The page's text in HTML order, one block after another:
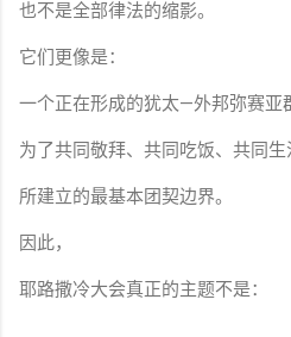
也不是全部律法的缩影。
它们更像是：
一个正在形成的犹太—外邦弥赛亚
为了共同敬拜、共同吃饭、共同生
所建立的最基本团契边界。
因此，
耶路撒冷大会真正的主题不是：